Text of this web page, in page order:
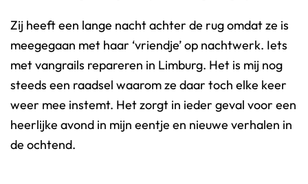
Zij heeft een lange nacht achter de rug omdat ze is
meegegaan met haar ‘vriendje’ op nachtwerk. Iets
met vangrails repareren in Limburg. Het is mij nog
steeds een raadsel waarom ze daar toch elke keer
weer mee instemt. Het zorgt in ieder geval voor een
heerlijke avond in mijn eentje en nieuwe verhalen in
de ochtend.